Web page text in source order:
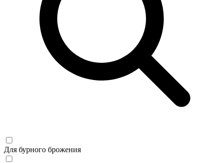
Для бурного брожения